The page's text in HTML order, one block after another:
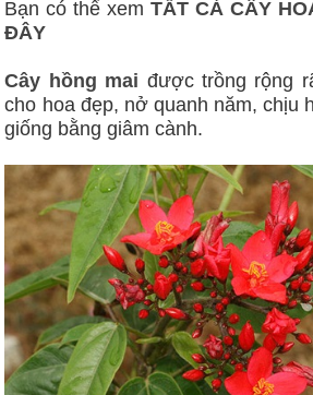
Bạn có thể xemTẤT CẢ CÂY
ĐÂY
Cây hồng mai được trồng rộng
cho hoa đẹp, nở quanh năm, chịu
giống bằng giâm cành.